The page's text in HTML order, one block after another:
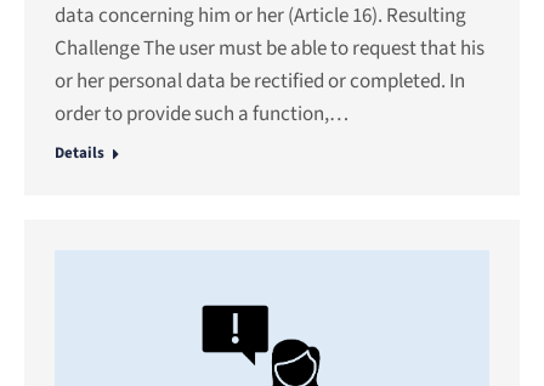
data concerning him or her (Article 16). Resulting
Challenge The user must be able to request that his
or her personal data be rectified or completed. In
order to provide such a function,…
Details